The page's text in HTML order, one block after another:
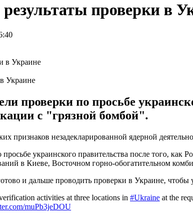
проверки в
Украине
проверки по просьбе
с "грязной бомбой".
незадекларированной ядерной
украинского правительства после того, как
в Киеве, Восточном горно-обогатительном
и дальше проводить проверки в Украине, чтобы
activities at three locations in #Ukraine at the
muPb3jeDOU